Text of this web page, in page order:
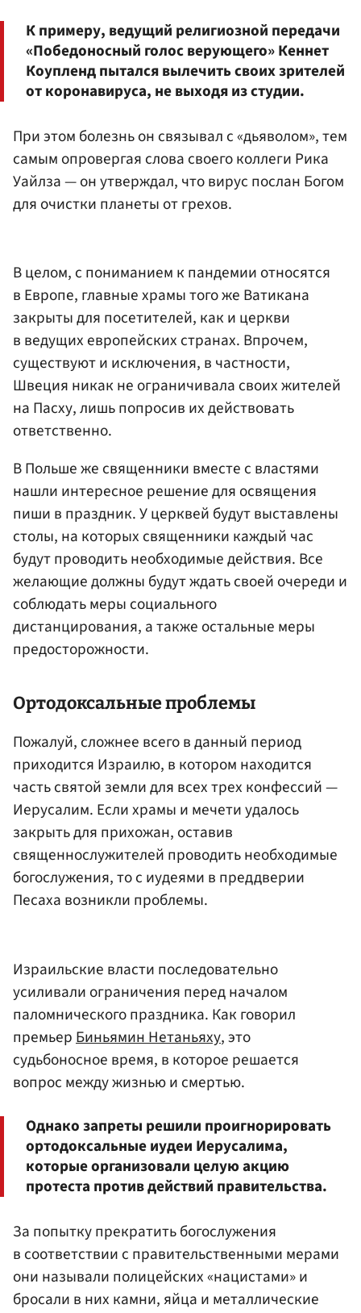
К примеру, ведущий религиозной передачи
«Победоносный голос верующего» Кеннет
Коупленд пытался вылечить своих зрителей
от коронавируса, не выходя из студии.
При этом болезнь он связывал с «дьяволом», тем
самым опровергая слова своего коллеги Рика
Уайлза — он утверждал, что вирус послан Богом
для очистки планеты от грехов.
В целом, с пониманием к пандемии относятся
в Европе, главные храмы того же Ватикана
закрыты для посетителей, как и церкви
в ведущих европейских странах. Впрочем,
существуют и исключения, в частности,
Швеция никак не ограничивала своих жителей
на Пасху, лишь попросив их действовать
ответственно.
В Польше же священники вместе с властями
нашли интересное решение для освящения
пиши в праздник. У церквей будут выставлены
столы, на которых священники каждый час
будут проводить необходимые действия. Все
желающие должны будут ждать своей очереди и
соблюдать меры социального
дистанцирования, а также остальные меры
предосторожности.
Ортодоксальные проблемы
Пожалуй, сложнее всего в данный период
приходится Израилю, в котором находится
часть святой земли для всех трех конфессий —
Иерусалим. Если храмы и мечети удалось
закрыть для прихожан, оставив
священнослужителей проводить необходимые
богослужения, то с иудеями в преддверии
Песаха возникли проблемы.
Израильские власти последовательно
усиливали ограничения перед началом
паломнического праздника. Как говорил
премьерБиньямин Нетаньяху, это
судьбоносное время, в которое решается
вопрос между жизнью и смертью.
Однако запреты решили проигнорировать
ортодоксальные иудеи Иерусалима,
которые организовали целую акцию
протеста против действий правительства.
За попытку прекратить богослужения
в соответствии с правительственными мерами
они называли полицейских «нацистами» и
бросали в них камни, яйца и металлические